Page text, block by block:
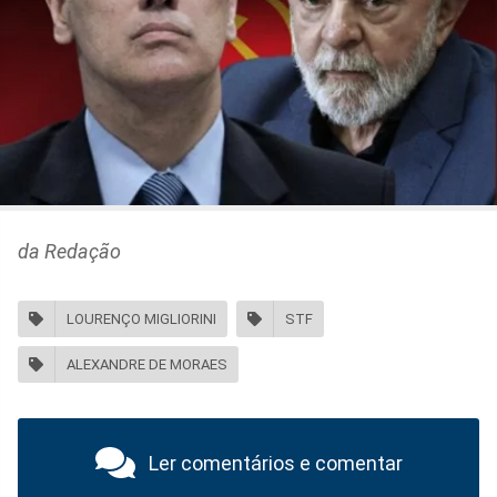
da Redação
LOURENÇO MIGLIORINI STF
ALEXANDRE DE MORAES
Ler comentários e comentar